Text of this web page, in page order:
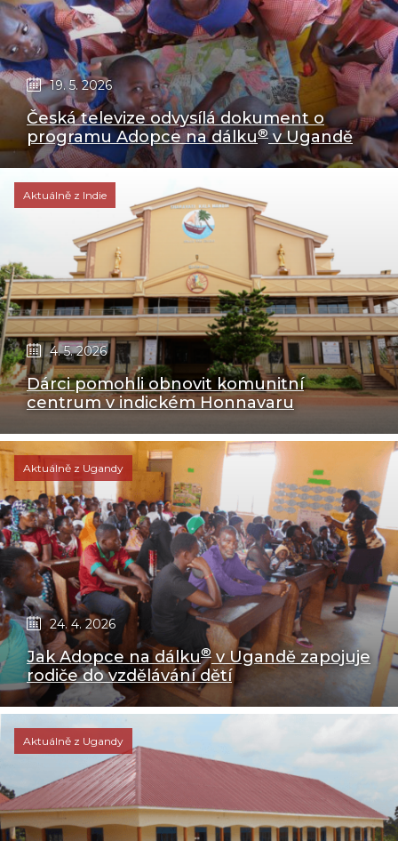
19. 5. 2026
Česká televize odvysílá dokument o
programu Adopce na dálku®v Ugandě
Aktuálně z Indie
4. 5. 2026
Dárci pomohli obnovit komunitní
centrum v indickém Honnavaru
Aktuálně z Ugandy
24. 4. 2026
Jak Adopce na dálku® v Ugandě zapojuje
rodiče do vzdělávání dětí
Aktuálně z Ugandy